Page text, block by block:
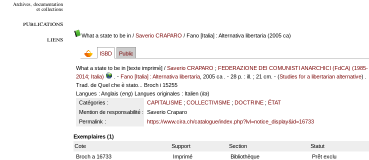
Archives, documentation
et collections
publications
liens
What a state to be in/ Saverio CRAPARO / Fano [Italia] : Alternativa libertaria (2005 ca)
ISBD Public
What a state to be in [texte imprimé] /Saverio CRAPARO ;FEDERAZIONE DEI COMUNISTI ANARCHICI (FdCA) (1985-
2014; Italia)
. -Fano [Italia] : Alternativa libertaria , 2005 ca . - 28 p. : ill. ; 21 cm. - (Studies for a libertarian alternative) .
Trad. de Quel che è stato... Broch i 15255
Langues : Anglais (eng)Langues originales : Italien (ita)
Catégories :
CAPITALISME; COLLECTIVISME; DOCTRINE; ÉTAT
Mention de responsabilité :
Saverio Craparo
Permalink :
https://www.cira.ch/catalogue/index.php?lvl=notice_display&id=16733
Exemplaires (1)
Cote
Support Section
Statut
Broch a 16733
Imprimé Bibliothèque Prêt exclu